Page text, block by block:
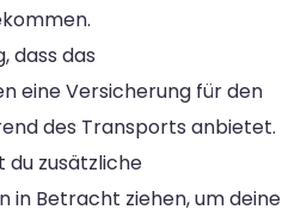
dass das
eine Versicherung für den
des Transports anbietet.
du zusätzliche
in Betracht ziehen, um deine